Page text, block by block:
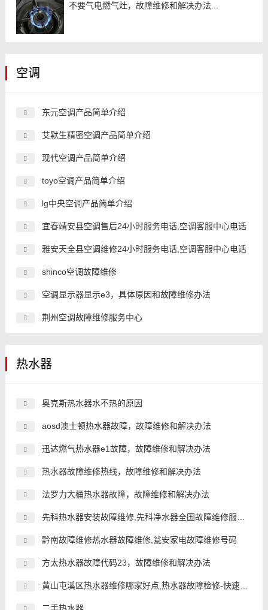
不要气电燃气灶，故障维修和解决办法...
空调
东元空调产品简单介绍
艾默生精密空调产品简单介绍
现代空调产品简单介绍
toyo空调产品简单介绍
lg中央空调产品简单介绍
宜春靖安县空调售后24小时服务电话,空调客服中心电话
雅安天全县空调维修24小时服务电话,空调客服中心电话
shinco空调故障维修
空调显示器显示e3，具体原因和故障维修办法
荆州空调故障维修服务中心
热水器
奥克斯热水器水不热的原因
aosd澳士顿热水器故障，故障维修和解决办法
迅达燃气热水器e1故障，故障维修和解决办法
热水器故障维修热线，故障维修和解决办法
法罗力大桶热水器故障，故障维修和解决办法
先科热水器安装故障维修,先科净水器全国故障维修服务故障维修
黔南故障维修热水器故障维修,瓮安家电故障维修号码
方太热水器故障代码23，故障维修和解决办法
黄山屯溪区热水器维修哪家好点,热水器故障检修-快速上门